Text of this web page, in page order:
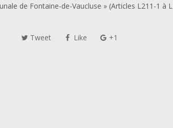
de Fontaine-de-Vaucluse » (Articles L211-1 à
Tweet Like +1